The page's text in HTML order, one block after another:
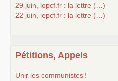
29 juin, lepcf.fr : la lettre (…)
22 juin, lepcf.fr : la lettre (…)
Pétitions, Appels
Unir les communistes !